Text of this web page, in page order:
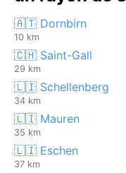
🇦🇹 Dornbirn
10 km
🇨🇭 Saint-Gall
29 km
🇱🇮 Schellenberg
34 km
🇱🇮 Mauren
35 km
🇱🇮 Eschen
37 km